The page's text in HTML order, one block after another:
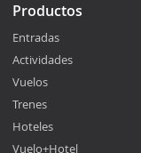
Productos
Entradas
Actividades
Vuelos
Trenes
Hoteles
Vuelo+Hotel